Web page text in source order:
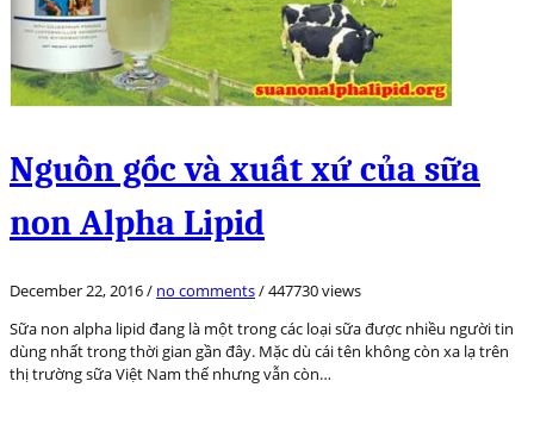
Nguồn gốc và xuất xứ của sữa
non Alpha Lipid
December 22, 2016/ no comments/447730 views
Sữa non alpha lipid đang là một trong các loại sữa được nhiều người tin
dùng nhất trong thời gian gần đây. Mặc dù cái tên không còn xa lạ trên
thị trường sữa Việt Nam thế nhưng vẫn còn…